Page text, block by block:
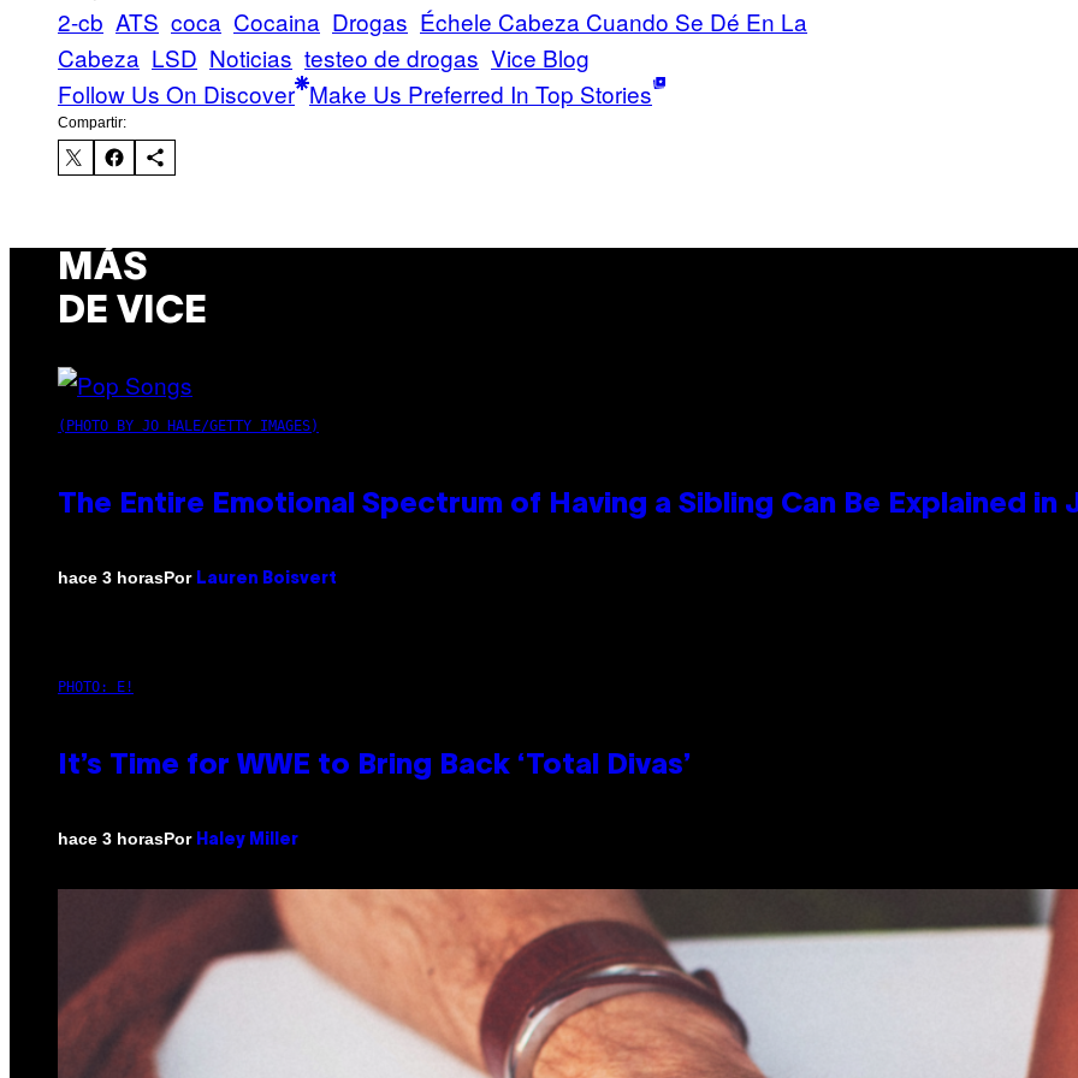
2-cb ATS coca Cocaina Drogas Échele Cabeza Cuando Se Dé En La
Cabeza LSD Noticias testeo de drogas Vice Blog
Follow Us On Discover Make Us Preferred In Top Stories
Compartir:
MÁS
DE VICE
(PHOTO BY JO HALE/GETTY IMAGES)
The Entire Emotional Spectrum of Having a Sibling Can Be Explained in
hace 3 horasPor Lauren Boisvert
PHOTO: E!
It’s Time for WWE to Bring Back ‘Total Divas’
hace 3 horasPor Haley Miller